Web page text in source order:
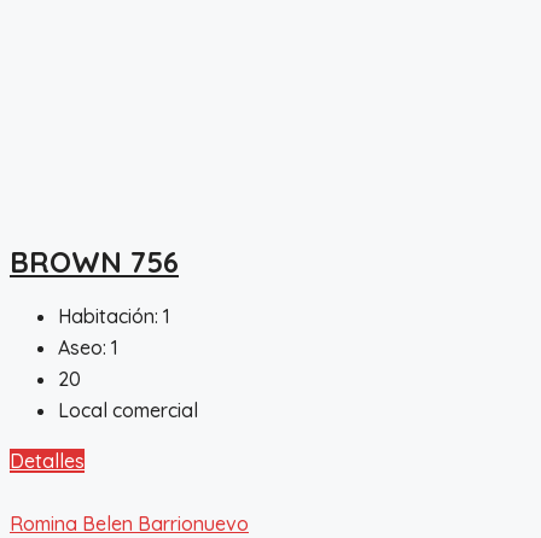
BROWN 756
Habitación: 1
Aseo: 1
20
Local comercial
Detalles
Romina Belen Barrionuevo